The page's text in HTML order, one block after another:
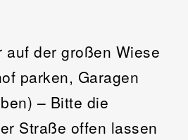
auf der großen Wiese
parken, Garagen
– Bitte die
Straße offen lassen